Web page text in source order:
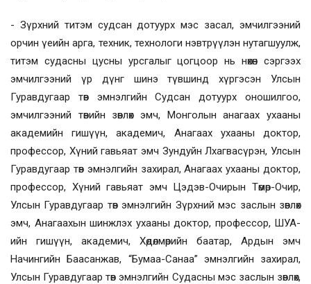
- Зүрхний титэм судсан дотуурх мэс засал, эмчилгээний
орчин үеийн арга, техник, технологи нэвтрүүлэн нутагшуулж,
титэм судасны цусны урсгалыг цогцоор нь нөхөн сэргээх
эмчилгээний үр дүнг шинэ түвшинд хүргэсэн Улсын
Гуравдугаар төв эмнэлгийн Судсан дотуурх оношилгоо,
эмчилгээний төвийн зөвлөх эмч, Монголын анагаах ухааны
академийн гишүүн, академич, Анагаах ухааны доктор,
профессор, Хүний гавьяат эмч Зундуйн Лхагвасүрэн, Улсын
Гуравдугаар төв эмнэлгийн захирал, Анагаах ухааны доктор,
профессор, Хүний гавьяат эмч Цэдэв-Очирын Төмөр-Очир,
Улсын Гуравдугаар төв эмнэлгийн Зүрхний мэс заслын зөвлөх
эмч, Анагаахын шинжлэх ухааны доктор, профессор, ШУА-
ийн гишүүн, академич, Хөдөлмөрийн баатар, Ардын эмч
Начингийн Баасанжав, “Бумаа-Санаа” эмнэлгийн захирал,
Улсын Гуравдугаар төв эмнэлгийн Судасны мэс заслын зөвлөх,